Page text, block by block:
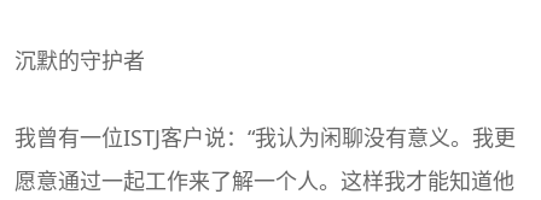
沉默的守护者
我曾有一位ISTJ客户说：“我认为闲聊没有意义。我更
愿意通过一起工作来了解一个人。这样我才能知道他